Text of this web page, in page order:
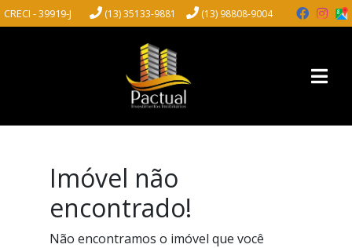
CRECI - 39919-J (13) 35133-9881 (13) 98808-9004
Imóvel não
encontrado!
Não encontramos o imóvel que você